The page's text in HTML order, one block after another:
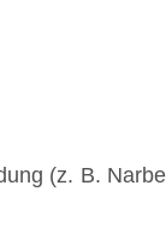
(z. B.